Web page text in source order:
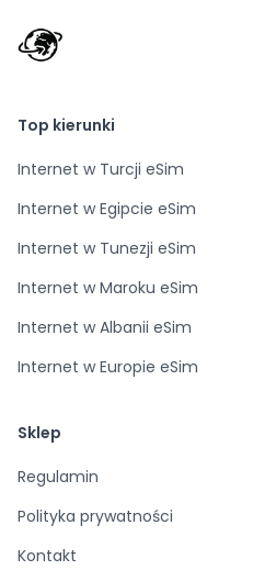
Top kierunki
Internet w Turcji eSim
Internet w Egipcie eSim
Internet w Tunezji eSim
Internet w Maroku eSim
Internet w Albanii eSim
Internet w Europie eSim
Sklep
Regulamin
Polityka prywatności
Kontakt